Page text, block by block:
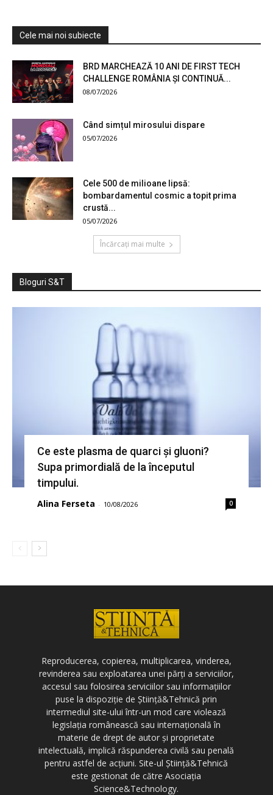
Cele mai noi subiecte
BRD MARCHEAZĂ 10 ANI DE FIRST TECH
CHALLENGE ROMÂNIA ȘI CONTINUĂ...
08/07/2026
Când simțul mirosului dispare
05/07/2026
Cele 500 de milioane lipsă:
bombardamentul cosmic a topit prima
crustă...
05/07/2026
Încărcați mai multe
Bloguri S&T
Ce este plasma de quarci și gluoni?
Supa primordială de la începutul
timpului.
Alina Ferseta - 10/08/2026 0
Reproducerea, copierea, multiplicarea, vinderea,
revinderea sau exploatarea unei părți a serviciilor,
accesul sau folosirea serviciilor sau informațiilor
puse la dispoziție de Știință&Tehnică prin
intermediul site-ului într-un mod care violează
legislația românească sau internațională în
materie de drept de autor și proprietate
intelectuală, implică răspunderea civilă sau penală
pentru astfel de acțiuni. Site-ul Știință&Tehnică
este gestionat de către Asociația
Science&Technology.